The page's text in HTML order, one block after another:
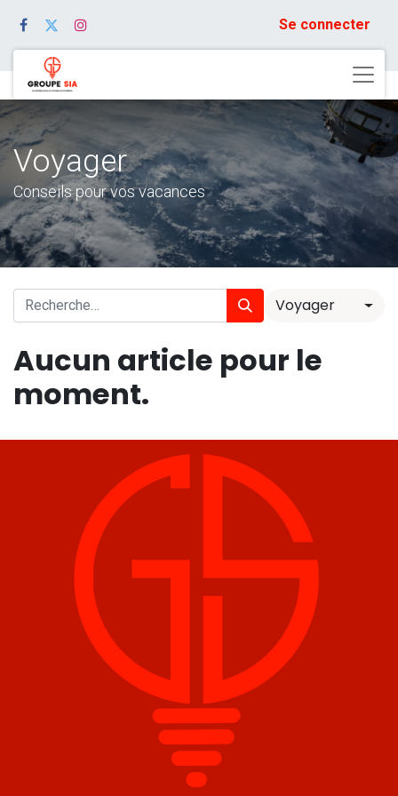
Se connecter
Voyager
Conseils pour vos vacances
Voyager
Aucun article pour le
moment.